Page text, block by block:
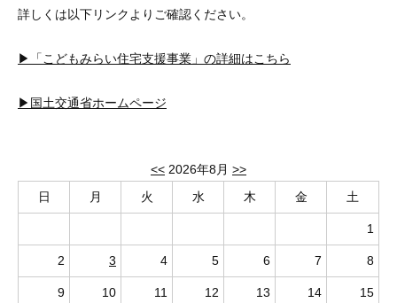
<< 2026年8月 >>
日
月 火 水 木 金 土
1
2 3 4 5 6 7 8
9 10 11 12 13 14 15
詳しくは以下リンクよりご確認ください。
▶「こどもみらい住宅支援事業」の詳細はこちら
▶国土交通省ホームページ